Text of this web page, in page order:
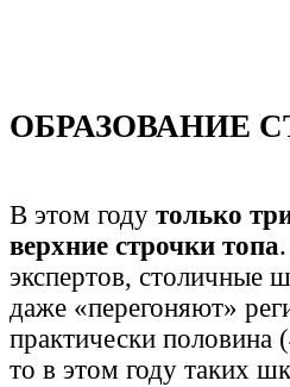
ОБРАЗОВАНИЕ
В этом году только
верхние строчки топа
экспертов, столичные
даже «перегоняют»
практически половина
то в этом году таких